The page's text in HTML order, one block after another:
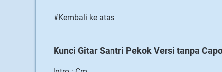
#Kembali ke atas
Kunci Gitar Santri Pekok Versi tanpa Capo